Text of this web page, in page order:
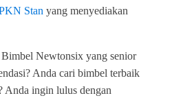
Stan yang menyediakan
Newtonsix yang senior
Anda cari bimbel terbaik
Anda ingin lulus dengan